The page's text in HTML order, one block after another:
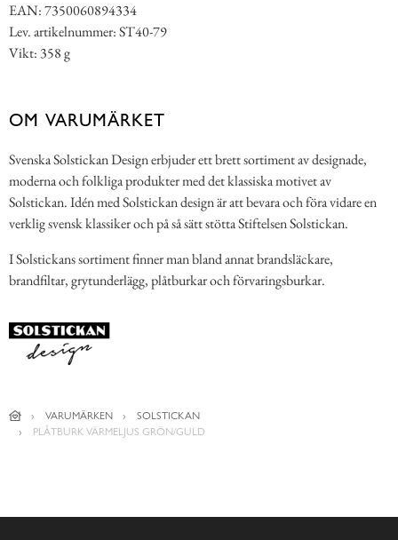
EAN: 7350060894334
Lev. artikelnummer: ST40-79
Vikt: 358 g
OM VARUMÄRKET
Svenska Solstickan Design erbjuder ett brett sortiment av designade,
moderna och folkliga produkter med det klassiska motivet av
Solstickan. Idén med Solstickan design är att bevara och föra vidare en
verklig svensk klassiker och på så sätt stötta Stiftelsen Solstickan.
I Solstickans sortiment finner man bland annat brandsläckare,
brandfiltar, grytunderlägg, plåtburkar och förvaringsburkar.
VARUMÄRKEN
SOLSTICKAN
PLÅTBURK VÄRMELJUS GRÖN/GULD